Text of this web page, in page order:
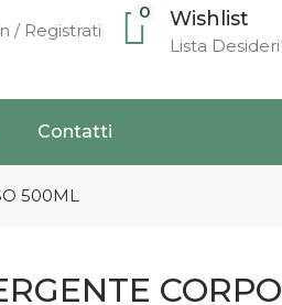
/ Registrati
0 Wishlist
Lista Desideri
Contatti
500ML
CORPO